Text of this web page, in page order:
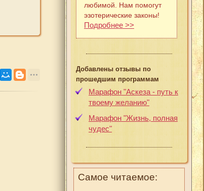
любимой. Нам помогут
эзотерические законы!
Подробнее >>
Добавлены отзывы по
прошедшим программам
Марафон "Аскеза - путь к
твоему желанию"
Марафон "Жизнь, полная
чудес"
Самое читаемое: